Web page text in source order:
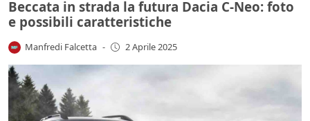
Beccata in strada la futura Dacia C-Neo: foto
e possibili caratteristiche
Manfredi Falcetta - 2 Aprile 2025